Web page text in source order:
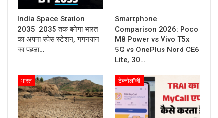
India Space Station
2035: 2035 तक बनेगा भारत
का अपना स्पेस स्टेशन, गगनयान
का पहला…
Smartphone
Comparison 2026: Poco
M8 Power vs Vivo T5x
5G vs OnePlus Nord CE6
Lite, 30…
भारत टेक्नोलॉजी